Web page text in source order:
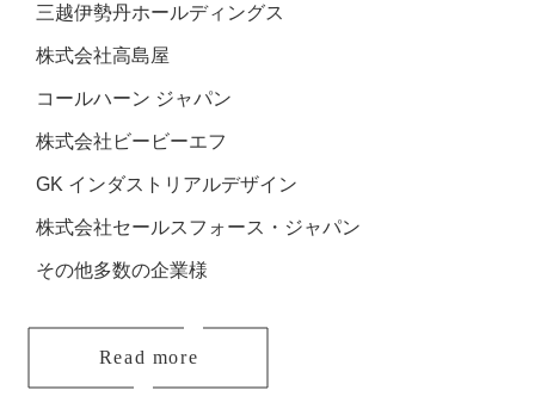
三越伊勢丹ホールディングス
株式会社高島屋
コールハーン ジャパン
株式会社ビービーエフ
GK インダストリアルデザイン
株式会社セールスフォース・ジャパン
その他多数の企業様
Read more